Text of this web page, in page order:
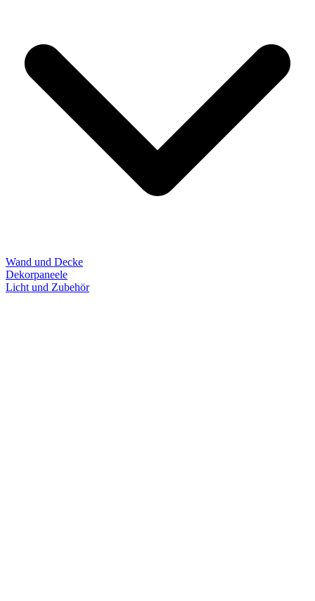
Wand und Decke
Dekorpaneele
Licht und Zubehör